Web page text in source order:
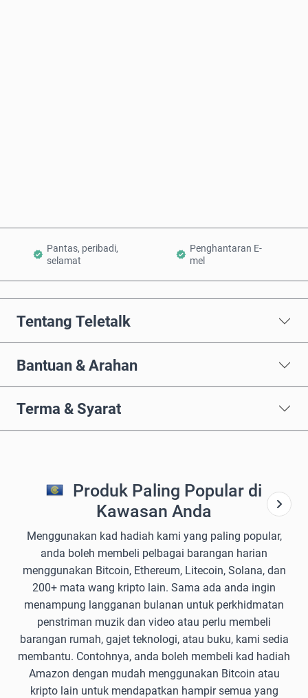
Pantas, peribadi,
selamat
Penghantaran E-
mel
Tentang Teletalk
Bantuan & Arahan
Terma & Syarat
Produk Paling Popular di
Kawasan Anda
Menggunakan kad hadiah kami yang paling popular,
anda boleh membeli pelbagai barangan harian
menggunakan Bitcoin, Ethereum, Litecoin, Solana, dan
200+ mata wang kripto lain. Sama ada anda ingin
menampung langganan bulanan untuk perkhidmatan
penstriman muzik dan video atau perlu membeli
barangan rumah, gajet teknologi, atau buku, kami sedia
membantu. Contohnya, anda boleh membeli kad hadiah
Amazon dengan mudah menggunakan Bitcoin atau
kripto lain untuk mendapatkan hampir semua yang